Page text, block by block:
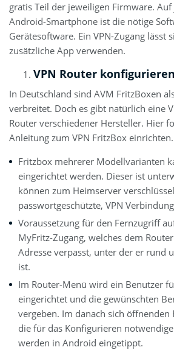
gratis Teil der jeweiligen Firmware.
Android-Smartphone ist die nötige
Gerätesoftware. Ein VPN-Zugang lässt
zusätzliche App verwenden.
VPN Router konfigurieren
In Deutschland sind AVM FritzBoxen
verbreitet. Doch es gibt natürlich eine
Router verschiedener Hersteller. Hier
Anleitung zum VPN FritzBox einrichten.
Fritzbox mehrerer Modellvarianten
eingerichtet werden. Dieser ist
können zum Heimserver
passwortgeschützte, VPN
Voraussetzung für den Fernzugriff
MyFritz-Zugang, welches dem
Adresse verpasst, unter der er rund
ist.
Im Router-Menü wird ein Benutzer
eingerichtet und die gewünschten
vergeben. Im danach sich öffnenden
die für das Konfigurieren
werden in Android eingetippt.